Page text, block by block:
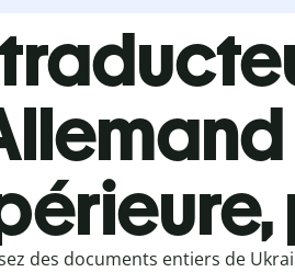
des documents entiers de